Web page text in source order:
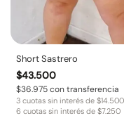
Short Sastrero
$43.500
$36.975con transferencia
3 cuotas sin interés de $14.500
6 cuotas sin interés de $7.250